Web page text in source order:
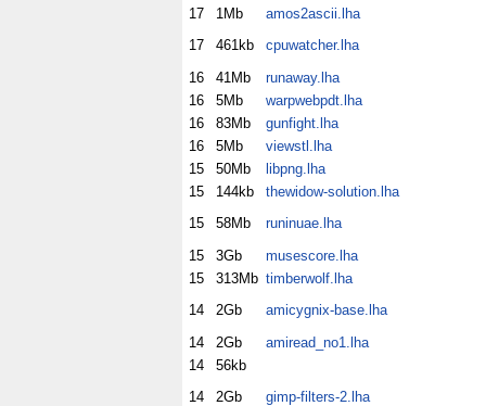
17
1Mb
amos2ascii.lha
17
461kb
cpuwatcher.lha
16
41Mb
runaway.lha
16
5Mb
warpwebpdt.lha
16
83Mb
gunfight.lha
16
5Mb
viewstl.lha
15
50Mb
libpng.lha
15
144kb
thewidow-solution.lha
15
58Mb
runinuae.lha
15
3Gb
musescore.lha
15
313Mb timberwolf.lha
14
2Gb
amicygnix-base.lha
14
2Gb
amiread_no1.lha
14
56kb
14
2Gb
gimp-filters-2.lha